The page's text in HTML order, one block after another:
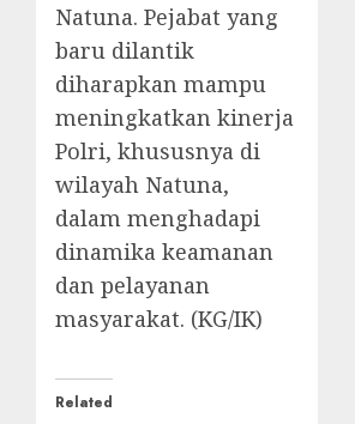
Natuna. Pejabat yang
baru dilantik
diharapkan mampu
meningkatkan kinerja
Polri, khususnya di
wilayah Natuna,
dalam menghadapi
dinamika keamanan
dan pelayanan
masyarakat. (KG/IK)
Related